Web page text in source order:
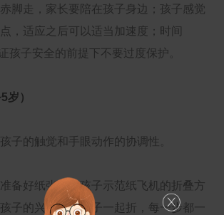
脚走，家长要陪在孩子身边；孩子感觉
，适应之后可以适当加速度；时间
孩子安全的前提下不要过度保护。
岁）
子的触觉和手眼动作的协调性。
备好纸张，给孩子示范纸飞机的折叠方
子的兴趣；与孩子一起折，每一步都一